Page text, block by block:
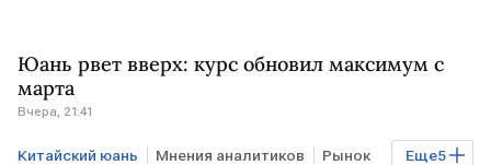
Юань рвет вверх: курс обновил максимум с
марта
Вчера, 21:41
Еще5
Китайский юань Мнения аналитиков Рынок